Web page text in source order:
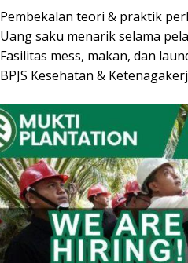
Pembekalan teori & praktik
Uang saku menarik selama
Fasilitas mess, makan, dan
BPJS Kesehatan &